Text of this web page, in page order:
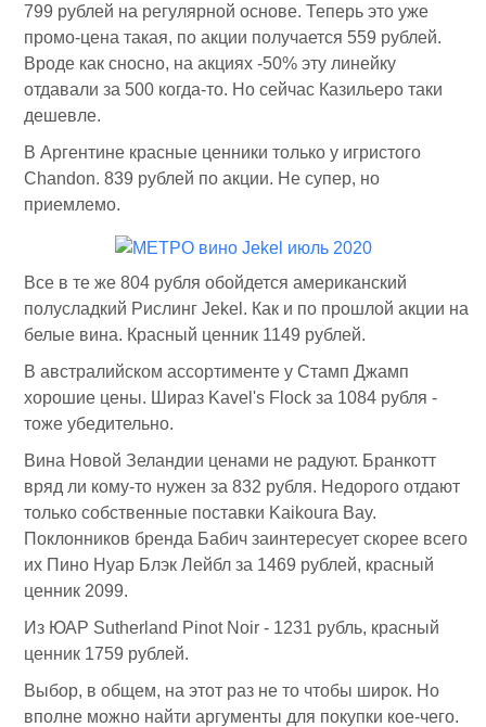
799 рублей на регулярной основе. Теперь это уже
промо-цена такая, по акции получается 559 рублей.
Вроде как сносно, на акциях -50% эту линейку
отдавали за 500 когда-то. Но сейчас Казильеро таки
дешевле.
В Аргентине красные ценники только у игристого
Chandon. 839 рублей по акции. Не супер, но
приемлемо.
Все в те же 804 рубля обойдется американский
полусладкий Рислинг Jekel. Как и по прошлой акции на
белые вина. Красный ценник 1149 рублей.
В австралийском ассортименте у Стамп Джамп
хорошие цены. Шираз Kavel's Flock за 1084 рубля -
тоже убедительно.
Вина Новой Зеландии ценами не радуют. Бранкотт
вряд ли кому-то нужен за 832 рубля. Недорого отдают
только собственные поставки Kaikoura Bay.
Поклонников бренда Бабич заинтересует скорее всего
их Пино Нуар Блэк Лейбл за 1469 рублей, красный
ценник 2099.
Из ЮАР Sutherland Pinot Noir - 1231 рубль, красный
ценник 1759 рублей.
Выбор, в общем, на этот раз не то чтобы широк. Но
вполне можно найти аргументы для покупки кое-чего.